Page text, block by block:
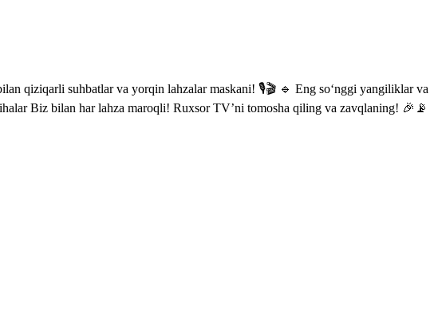
qiziqarli suhbatlar va yorqin lahzalar maskani! 🎙🎬 🔹 Eng so‘nggi yangiliklar va
Biz bilan har lahza maroqli! Ruxsor TV’ni tomosha qiling va zavqlaning! 🎉📡